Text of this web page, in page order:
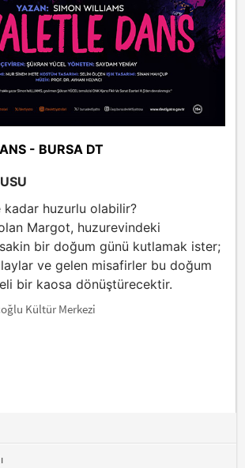
- BURSA DT
kadar huzurlu olabilir?
Margot, huzurevindeki
bir doğum günü kutlamak ister;
ve gelen misafirler bu doğum
bir kaosa dönüştürecektir.
Kültür Merkezi